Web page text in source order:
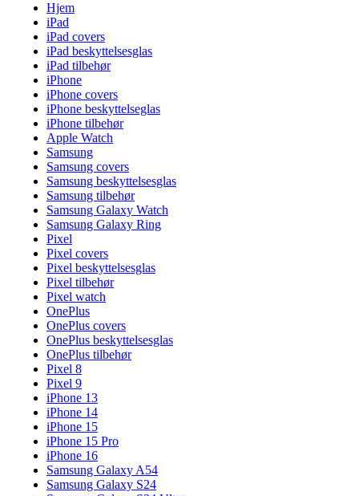
Hjem
iPad
iPad covers
iPad beskyttelsesglas
iPad tilbehør
iPhone
iPhone covers
iPhone beskyttelseglas
iPhone tilbehør
Apple Watch
Samsung
Samsung covers
Samsung beskyttelsesglas
Samsung tilbehør
Samsung Galaxy Watch
Samsung Galaxy Ring
Pixel
Pixel covers
Pixel beskyttelsesglas
Pixel tilbehør
Pixel watch
OnePlus
OnePlus covers
OnePlus beskyttelsesglas
OnePlus tilbehør
Pixel 8
Pixel 9
iPhone 13
iPhone 14
iPhone 15
iPhone 15 Pro
iPhone 16
Samsung Galaxy A54
Samsung Galaxy S24